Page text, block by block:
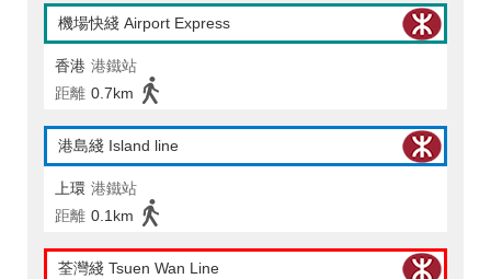
機場快綫 Airport Express
香港 港鐵站
距離 0.7km
港島綫 Island line
上環 港鐵站
距離 0.1km
荃灣綫 Tsuen Wan Line